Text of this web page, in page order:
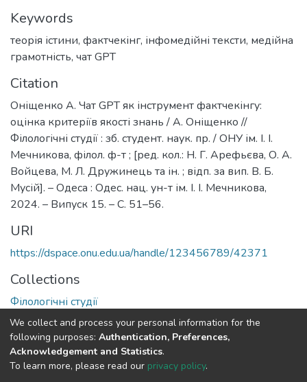
Keywords
теорія істини, фактчекінг, інфомедійні тексти, медійна
грамотність, чат GPT
Citation
Оніщенко А. Чат GPT як інструмент фактчекінгу:
оцінка критеріїв якості знань / А. Оніщенко //
Філологічні студії : зб. студент. наук. пр. / ОНУ ім. І. І.
Мечникова, філол. ф-т ; [ред. кол.: Н. Г. Арефьєва, О. А.
Войцева, М. Л. Дружинець та ін. ; відп. за вип. В. Б.
Мусій]. – Одеса : Одес. нац. ун-т ім. І. І. Мечникова,
2024. – Випуск 15. – С. 51–56.
URI
https://dspace.onu.edu.ua/handle/123456789/42371
Collections
Філологічні студії
Full item page
DSpace software copyright © 2009-2026
We collect and process your personal information for the
following purposes: Authentication, Preferences,
Acknowledgement and Statistics.
To learn more, please read our privacy policy.